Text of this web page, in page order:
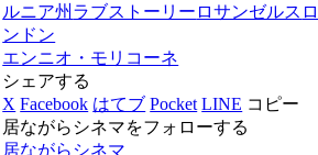
ルニア州 ラブストーリー ロサンゼルス ロ
ンドン
エンニオ・モリコーネ
シェアする
X Facebook はてブ Pocket LINE コピー
居ながらシネマをフォローする
居ながらシネマ